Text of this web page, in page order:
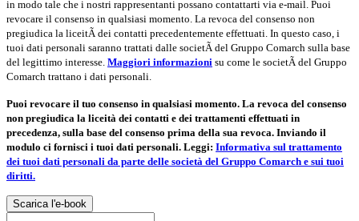
in modo tale che i nostri rappresentanti possano contattarti via e-mail. Puoi
revocare il consenso in qualsiasi momento. La revoca del consenso non
pregiudica la liceitÃ dei contatti precedentemente effettuati. In questo caso, i
tuoi dati personali saranno trattati dalle societÃ del Gruppo Comarch sulla base
del legittimo interesse. Maggiori informazioni su come le societÃ del Gruppo
Comarch trattano i dati personali.
Puoi revocare il tuo consenso in qualsiasi momento. La revoca del consenso
non pregiudica la liceità dei contatti e dei trattamenti effettuati in
precedenza, sulla base del consenso prima della sua revoca. Inviando il
modulo ci fornisci i tuoi dati personali. Leggi: Informativa sul trattamento
dei tuoi dati personali da parte delle società del Gruppo Comarch e sui tuoi
diritti.
Scarica l'e-book